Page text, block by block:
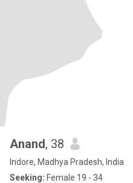
Anand, 38
Indore, Madhya Pradesh, India
Seeking: Female 19 - 34